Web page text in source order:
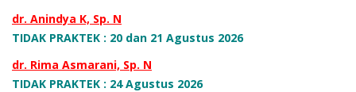
dr. Anindya K, Sp. N
TIDAK PRAKTEK : 20 dan 21 Agustus 2026
dr. Rima Asmarani, Sp. N
TIDAK PRAKTEK : 24 Agustus 2026